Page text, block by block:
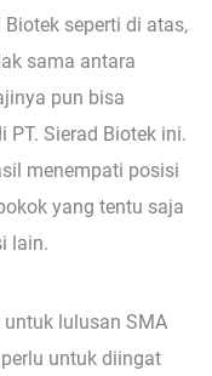
seperti di atas,
sama antara
pun bisa
PT. Sierad Biotek ini.
menempati posisi
yang tentu saja
lain.
lulusan SMA
untuk diingat